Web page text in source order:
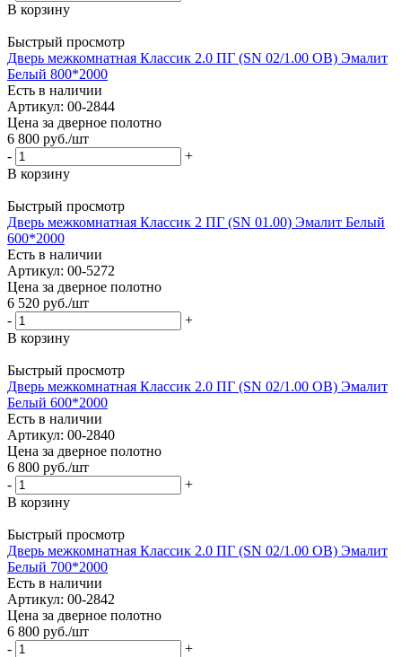
В корзину
Быстрый просмотр
Дверь межкомнатная Классик 2.0 ПГ (SN 02/1.00 OB) Эмалит
Белый 800*2000
Есть в наличии
Артикул: 00-2844
Цена за дверное полотно
6 800 руб./шт
-
+
В корзину
Быстрый просмотр
Дверь межкомнатная Классик 2 ПГ (SN 01.00) Эмалит Белый
600*2000
Есть в наличии
Артикул: 00-5272
Цена за дверное полотно
6 520 руб./шт
-
+
В корзину
Быстрый просмотр
Дверь межкомнатная Классик 2.0 ПГ (SN 02/1.00 OB) Эмалит
Белый 600*2000
Есть в наличии
Артикул: 00-2840
Цена за дверное полотно
6 800 руб./шт
-
+
В корзину
Быстрый просмотр
Дверь межкомнатная Классик 2.0 ПГ (SN 02/1.00 OB) Эмалит
Белый 700*2000
Есть в наличии
Артикул: 00-2842
Цена за дверное полотно
6 800 руб./шт
-
+